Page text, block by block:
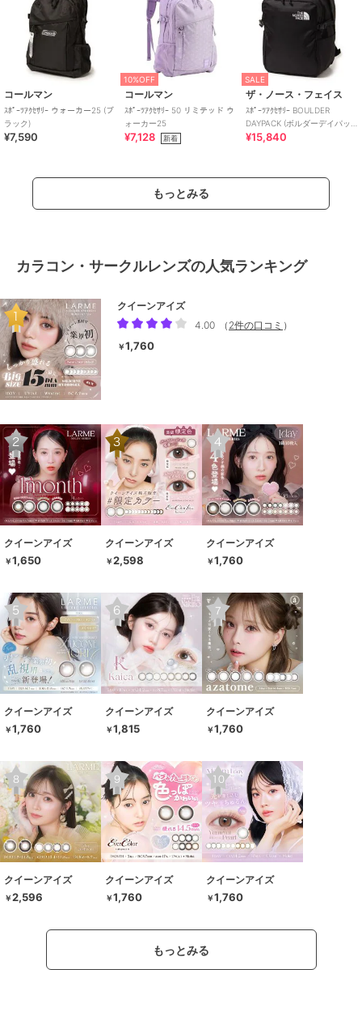
コールマン
ｽﾎﾟｰﾂｱｸｾｻﾘｰ ウォーカー25 (ブ
ラック)
¥7,590
10%OFF
コールマン
ｽﾎﾟｰﾂｱｸｾｻﾘｰ 50 リミテッド ウ
ォーカー25
¥7,128 新着
SALE
ザ・ノース・フェイス
ｽﾎﾟｰﾂｱｸｾｻﾘｰ BOULDER
DAYPACK (ボルダーデイパッ
ク)
¥15,840
もっとみる
カラコン・サークルレンズの人気ランキング
クイーンアイズ
4.00
（ 2件の口コミ ）
￥1,760
クイーンアイズ
￥1,650
クイーンアイズ
￥2,598
クイーンアイズ
￥1,760
クイーンアイズ
￥1,760
クイーンアイズ
￥1,815
クイーンアイズ
￥1,760
クイーンアイズ
￥2,596
クイーンアイズ
￥1,760
クイーンアイズ
￥1,760
もっとみる